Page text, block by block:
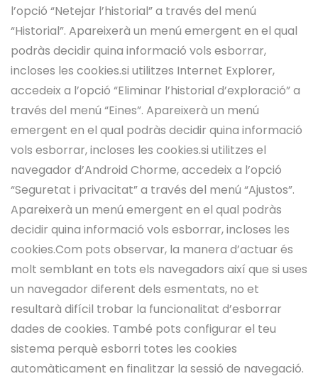
l’opció “Netejar l’historial” a través del menú
“Historial”. Apareixerà un menú emergent en el qual
podràs decidir quina informació vols esborrar,
incloses les cookies.si utilitzes Internet Explorer,
accedeix a l’opció “Eliminar l’historial d’exploració” a
través del menú “Eines”. Apareixerà un menú
emergent en el qual podràs decidir quina informació
vols esborrar, incloses les cookies.si utilitzes el
navegador d’Android Chorme, accedeix a l’opció
“Seguretat i privacitat” a través del menú “Ajustos”.
Apareixerà un menú emergent en el qual podràs
decidir quina informació vols esborrar, incloses les
cookies.Com pots observar, la manera d’actuar és
molt semblant en tots els navegadors així que si uses
un navegador diferent dels esmentats, no et
resultarà difícil trobar la funcionalitat d’esborrar
dades de cookies. També pots configurar el teu
sistema perquè esborri totes les cookies
automàticament en finalitzar la sessió de navegació.